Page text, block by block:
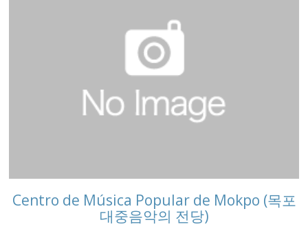
Centro de Música Popular de Mokpo (목포
대중음악의 전당)